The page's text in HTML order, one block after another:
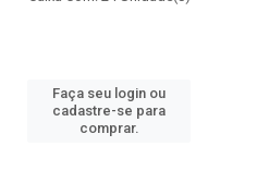
Faça seu login ou
cadastre-se para
comprar.